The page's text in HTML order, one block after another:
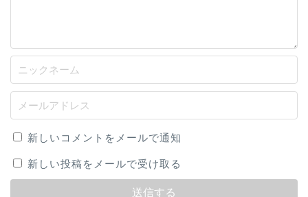
新しいコメントをメールで通知
新しい投稿をメールで受け取る